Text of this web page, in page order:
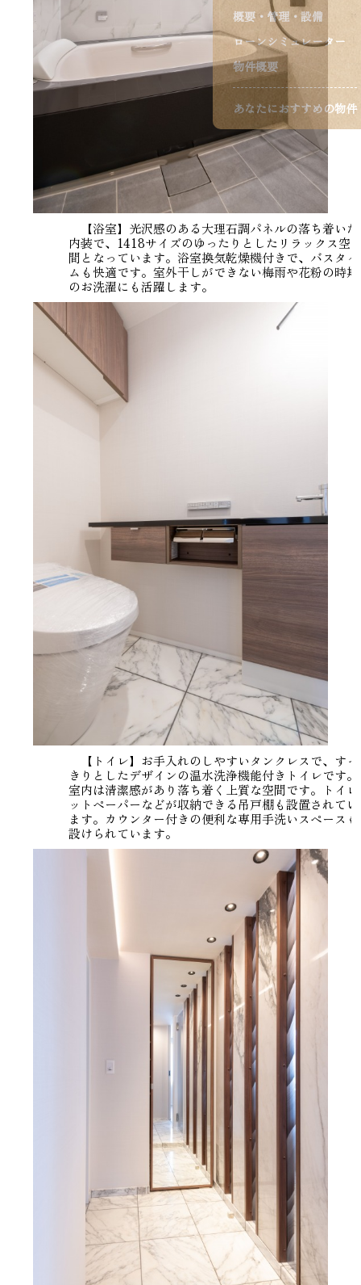
概要・管理・設備
ローンシミュレーター
物件概要
あなたにおすすめの物件
【浴室】光沢感のある大理石調パネルの落ち着いた
内装で、1418サイズのゆったりとしたリラックス空
間となっています。浴室換気乾燥機付きで、バスタイ
ムも快適です。室外干しができない梅雨や花粉の時期
のお洗濯にも活躍します。
【トイレ】お手入れのしやすいタンクレスで、すっ
きりとしたデザインの温水洗浄機能付きトイレです。
室内は清潔感があり落ち着く上質な空間です。トイレ
ットペーパーなどが収納できる吊戸棚も設置されてい
ます。カウンター付きの便利な専用手洗いスペースも
設けられています。